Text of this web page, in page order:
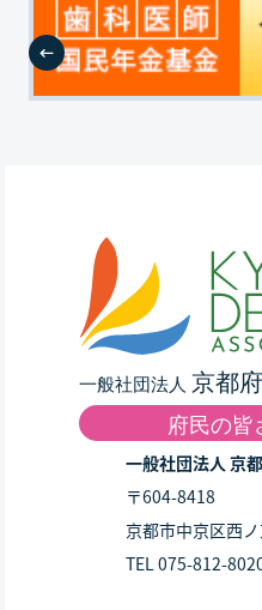
一般社団法人 京
〒604-8418
京都市中京区西
TEL 075-812-